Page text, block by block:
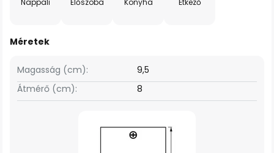
Nappali Előszoba Konyha Étkező
Méretek
Magasság (cm):
9,5
Átmérő (cm):
8